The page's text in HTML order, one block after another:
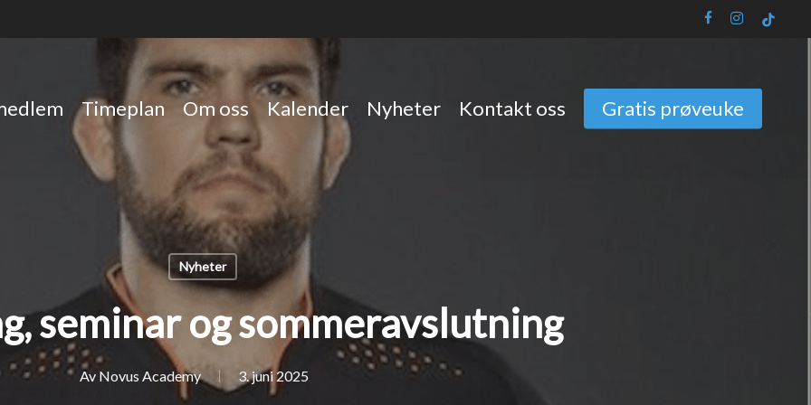
facebookinstagram
tiktok
Timeplan Om oss Kalender Nyheter Kontakt oss Gratis prøveuke
Nyheter
seminar og sommeravslutning
Av Novus Academy 3. juni 2025